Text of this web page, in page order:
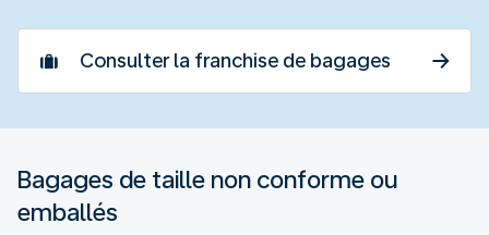
Consulter la franchise de bagages
Bagages de taille non conforme ou
emballés